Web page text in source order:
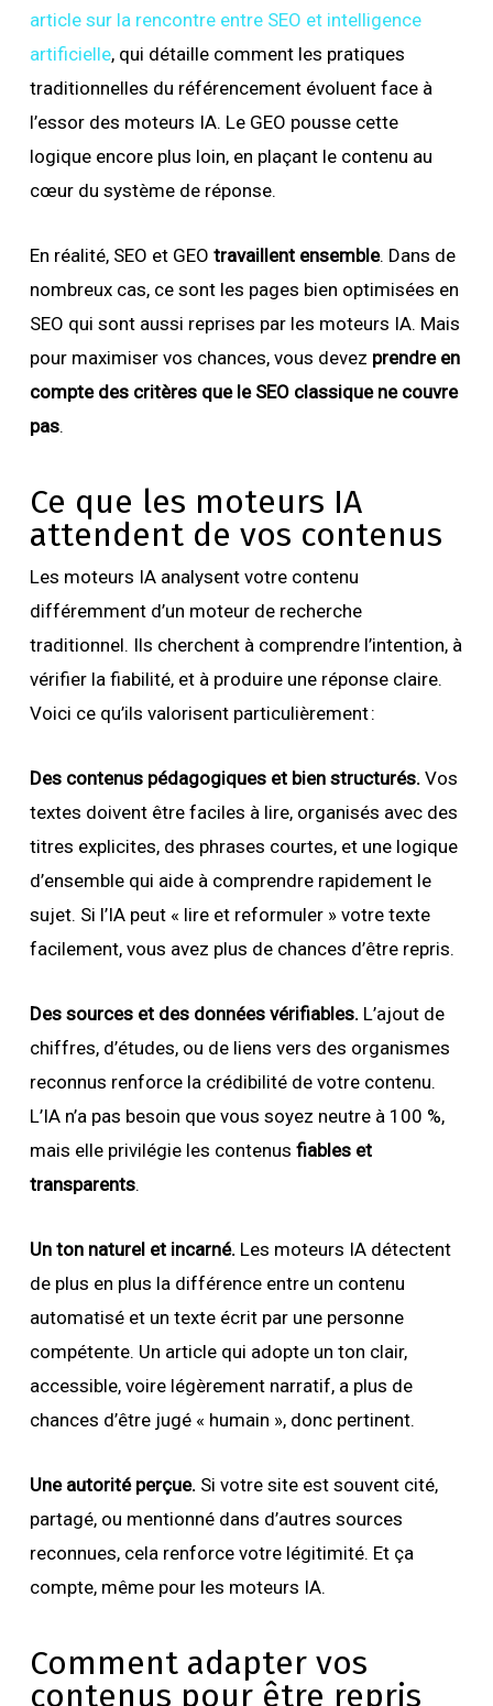
article sur la rencontre entre SEO et intelligence
artificielle, qui détaille comment les pratiques
traditionnelles du référencement évoluent face à
l’essor des moteurs IA. Le GEO pousse cette
logique encore plus loin, en plaçant le contenu au
cœur du système de réponse.
En réalité, SEO et GEO travaillent ensemble. Dans de
nombreux cas, ce sont les pages bien optimisées en
SEO qui sont aussi reprises par les moteurs IA. Mais
pour maximiser vos chances, vous devez prendre en
compte des critères que le SEO classique ne couvre
pas.
Ce que les moteurs IA
attendent de vos contenus
Les moteurs IA analysent votre contenu
différemment d’un moteur de recherche
traditionnel. Ils cherchent à comprendre l’intention, à
vérifier la fiabilité, et à produire une réponse claire.
Voici ce qu’ils valorisent particulièrement :
Des contenus pédagogiques et bien structurés. Vos
textes doivent être faciles à lire, organisés avec des
titres explicites, des phrases courtes, et une logique
d’ensemble qui aide à comprendre rapidement le
sujet. Si l’IA peut « lire et reformuler » votre texte
facilement, vous avez plus de chances d’être repris.
Des sources et des données vérifiables. L’ajout de
chiffres, d’études, ou de liens vers des organismes
reconnus renforce la crédibilité de votre contenu.
L’IA n’a pas besoin que vous soyez neutre à 100 %,
mais elle privilégie les contenus fiables et
transparents.
Un ton naturel et incarné. Les moteurs IA détectent
de plus en plus la différence entre un contenu
automatisé et un texte écrit par une personne
compétente. Un article qui adopte un ton clair,
accessible, voire légèrement narratif, a plus de
chances d’être jugé « humain », donc pertinent.
Une autorité perçue. Si votre site est souvent cité,
partagé, ou mentionné dans d’autres sources
reconnues, cela renforce votre légitimité. Et ça
compte, même pour les moteurs IA.
Comment adapter vos
contenus pour être repris